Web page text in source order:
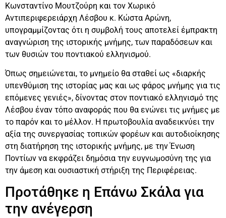
Κωνσταντίνο Μουτζούρη και τον Χωρικό
Αντιπεριφερειάρχη Λέσβου κ. Κώστα Αρώνη,
υπογραμμίζοντας ότι η συμβολή τους αποτελεί έμπρακτη
αναγνώριση της ιστορικής μνήμης, των παραδόσεων και
των θυσιών του ποντιακού ελληνισμού.
Όπως σημειώνεται, το μνημείο θα σταθεί ως «διαρκής
υπενθύμιση της ιστορίας μας και ως φάρος μνήμης για τις
επόμενες γενιές», δίνοντας στον ποντιακό ελληνισμό της
Λέσβου έναν τόπο αναφοράς που θα ενώνει τις μνήμες με
το παρόν και το μέλλον. Η πρωτοβουλία αναδεικνύει την
αξία της συνεργασίας τοπικών φορέων και αυτοδιοίκησης
στη διατήρηση της ιστορικής μνήμης, με την Ένωση
Ποντίων να εκφράζει δημόσια την ευγνωμοσύνη της για
την άμεση και ουσιαστική στήριξη της Περιφέρειας.
Προτάθηκε η Επάνω Σκάλα για
την ανέγερση